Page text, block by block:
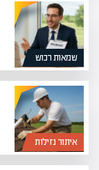
שמאות רכוש
איתור נזילות